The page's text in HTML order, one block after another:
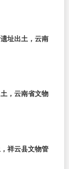
址出土，云南
，云南省文物
祥云县文物管